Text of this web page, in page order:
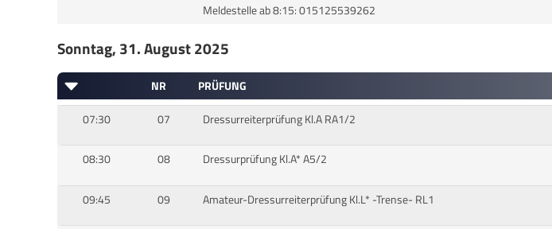
Meldestelle ab 8:15: 015125539262
Sonntag, 31. August 2025
NR PRÜFUNG
07:30
07 Dressurreiterprüfung Kl.A RA1/2
08:30 08 Dressurprüfung Kl.A* A5/2
09:45 09 Amateur-Dressurreiterprüfung Kl.L* -Trense- RL1